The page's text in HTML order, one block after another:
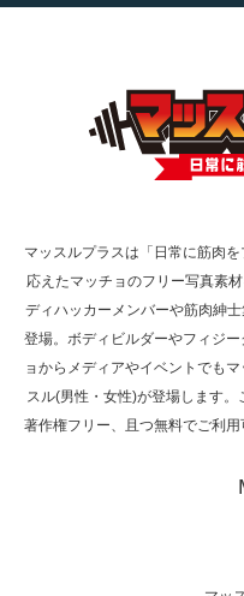
TOKYO
で紹介
た（6/8放
映画「
マッスルプラスは「日常に筋肉
応えたマッチョのフリー写真素
ディハッカーメンバーや筋肉紳
登場。ボディビルダーやフィジ
ョからメディアやイベントでも
スル(男性・女性)が登場します
著作権フリー、且つ無料でご利